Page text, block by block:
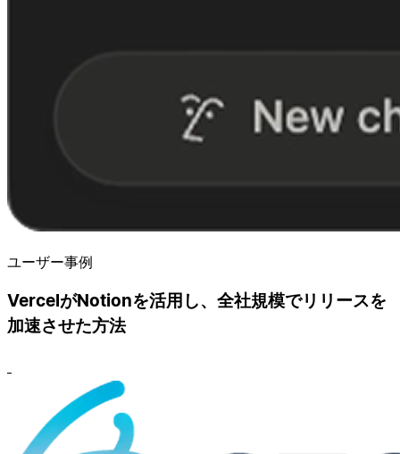
ユーザー事例
VercelがNotionを活用し、全社規模でリリースを
加速させた方法